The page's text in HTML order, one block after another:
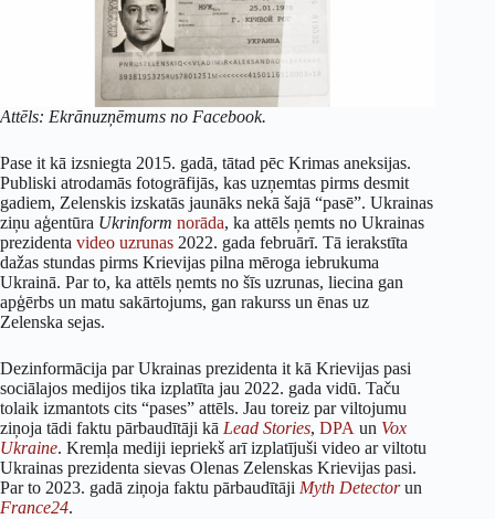
Attēls: Ekrānuzņēmums no Facebook.
Pase it kā izsniegta 2015. gadā, tātad pēc Krimas aneksijas.
Publiski atrodamās fotogrāfijās, kas uzņemtas pirms desmit
gadiem, Zelenskis izskatās jaunāks nekā šajā “pasē”. Ukrainas
ziņu aģentūra Ukrinform norāda, ka attēls ņemts no Ukrainas
prezidenta video uzrunas 2022. gada februārī. Tā ierakstīta
dažas stundas pirms Krievijas pilna mēroga iebrukuma
Ukrainā. Par to, ka attēls ņemts no šīs uzrunas, liecina gan
apģērbs un matu sakārtojums, gan rakurss un ēnas uz
Zelenska sejas.
Dezinformācija par Ukrainas prezidenta it kā Krievijas pasi
sociālajos medijos tika izplatīta jau 2022. gada vidū. Taču
tolaik izmantots cits “pases” attēls. Jau toreiz par viltojumu
ziņoja tādi faktu pārbaudītāji kā Lead Stories, DPA un Vox
Ukraine. Kremļa mediji iepriekš arī izplatījuši video ar viltotu
Ukrainas prezidenta sievas Olenas Zelenskas Krievijas pasi.
Par to 2023. gadā ziņoja faktu pārbaudītāji Myth Detectorun
France24.